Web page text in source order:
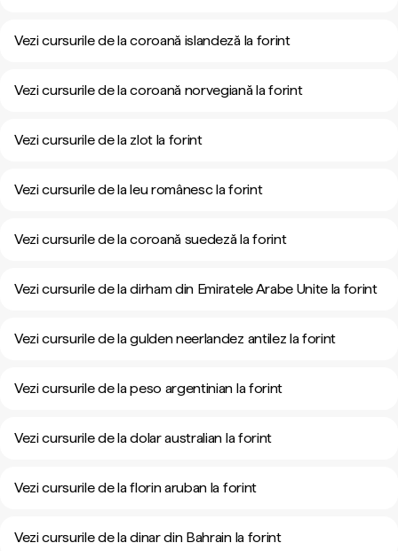
Vezi cursurile de la coroană islandeză la forint
Vezi cursurile de la coroană norvegiană la forint
Vezi cursurile de la zlot la forint
Vezi cursurile de la leu românesc la forint
Vezi cursurile de la coroană suedeză la forint
Vezi cursurile de la dirham din Emiratele Arabe Unite la forint
Vezi cursurile de la gulden neerlandez antilez la forint
Vezi cursurile de la peso argentinian la forint
Vezi cursurile de la dolar australian la forint
Vezi cursurile de la florin aruban la forint
Vezi cursurile de la dinar din Bahrain la forint